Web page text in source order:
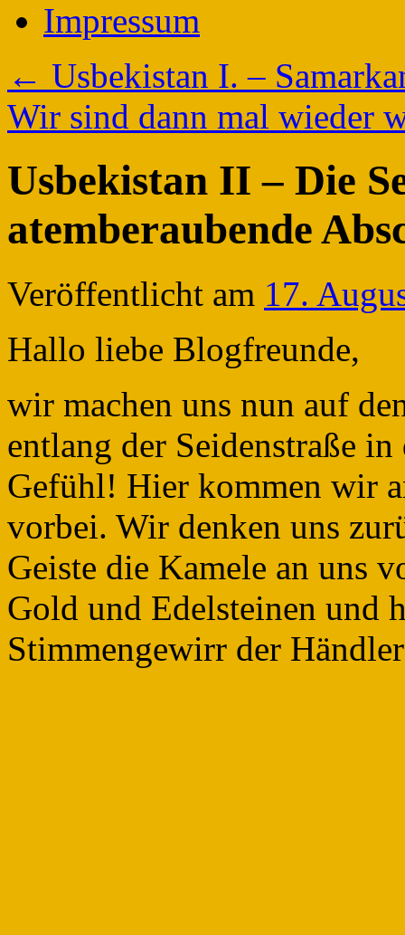
Impressum
← Usbekistan I. –
Wir sind dann mal wieder
Usbekistan II – Die
atemberaubende
Veröffentlicht am 17.
Hallo liebe Blogfreunde,
wir machen uns nun auf
entlang der Seidenstraße
Gefühl! Hier kommen wir
vorbei. Wir denken uns
Geiste die Kamele an uns
Gold und Edelsteinen und
Stimmengewirr der